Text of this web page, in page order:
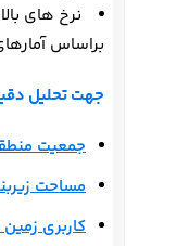
نرخ های بالا 80 درصد دارای وضعیت بسیارمناسب
براساس آمارهای مرکز آمار
جهت تحلیل
جمعیت
مساحت
کاربری زمین